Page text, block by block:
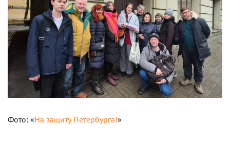
Фото: «На защиту Петербурга!»